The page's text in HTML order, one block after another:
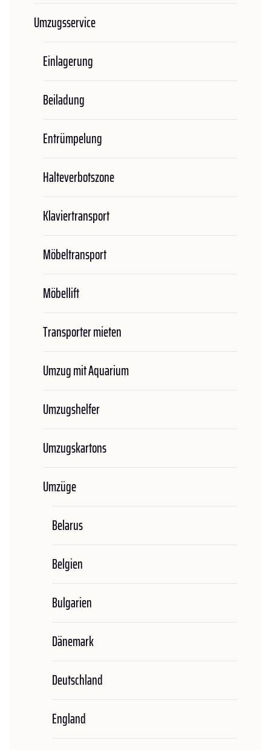
Umzugsservice
Einlagerung
Beiladung
Entrümpelung
Halteverbotszone
Klaviertransport
Möbeltransport
Möbellift
Transporter mieten
Umzug mit Aquarium
Umzugshelfer
Umzugskartons
Umzüge
Belarus
Belgien
Bulgarien
Dänemark
Deutschland
England